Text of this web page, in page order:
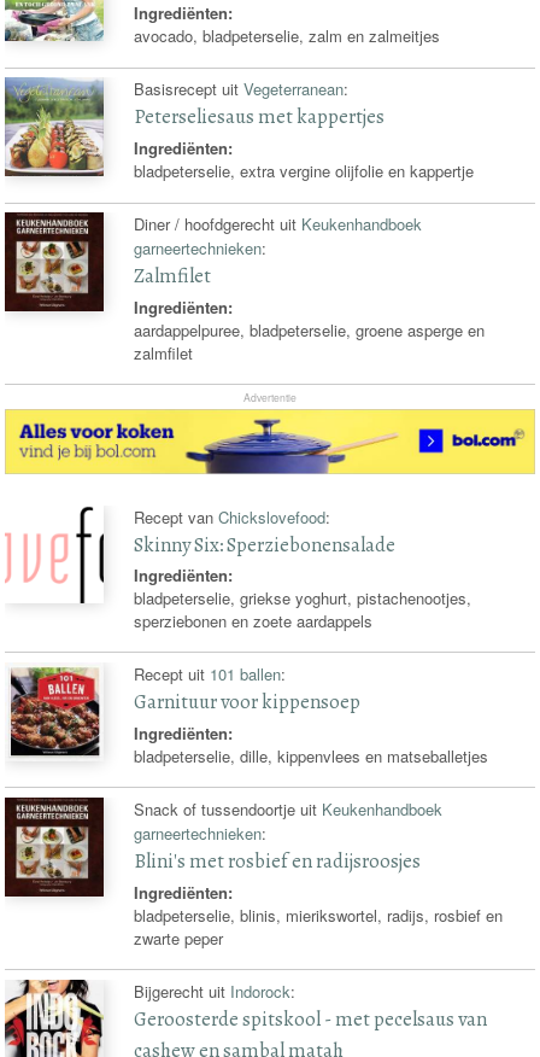
Ingrediënten:
avocado, bladpeterselie, zalm en zalmeitjes
Basisrecept uitVegeterranean:
Peterseliesaus met kappertjes
Ingrediënten:
bladpeterselie, extra vergine olijfolie en kappertje
Diner / hoofdgerecht uit Keukenhandboek
garneertechnieken:
Zalmfilet
Ingrediënten:
aardappelpuree, bladpeterselie, groene asperge en
zalmfilet
Advertentie
Recept vanChickslovefood:
Skinny Six: Sperziebonensalade
Ingrediënten:
bladpeterselie, griekse yoghurt, pistachenootjes,
sperziebonen en zoete aardappels
Recept uit 101 ballen:
Garnituur voor kippensoep
Ingrediënten:
bladpeterselie, dille, kippenvlees en matseballetjes
Snack of tussendoortje uit Keukenhandboek
garneertechnieken:
Blini's met rosbief en radijsroosjes
Ingrediënten:
bladpeterselie, blinis, mierikswortel, radijs, rosbief en
zwarte peper
Bijgerecht uit Indorock:
Geroosterde spitskool - met pecelsaus van
cashew en sambal matah